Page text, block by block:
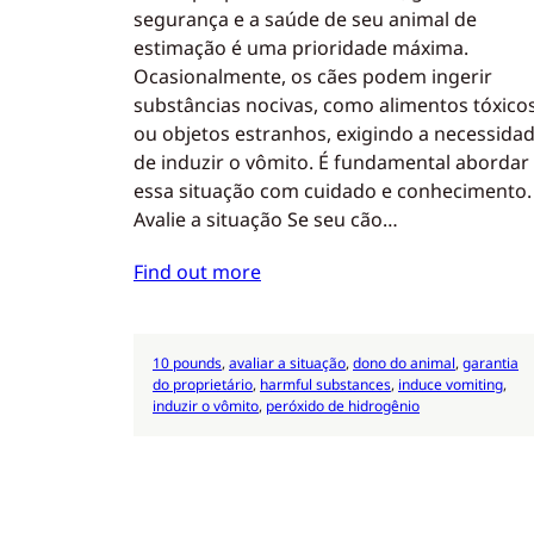
segurança e a saúde de seu animal de
estimação é uma prioridade máxima.
Ocasionalmente, os cães podem ingerir
substâncias nocivas, como alimentos
ou objetos estranhos, exigindo a
de induzir o vômito. É fundamental abordar
essa situação com cuidado e conhecimento.
Avalie a situação Se seu cão…
Find out more
10 pounds, avaliar a situação, dono do animal, garantia
do proprietário, harmful substances, induce vomiting
induzir o vômito, peróxido de hidrogênio